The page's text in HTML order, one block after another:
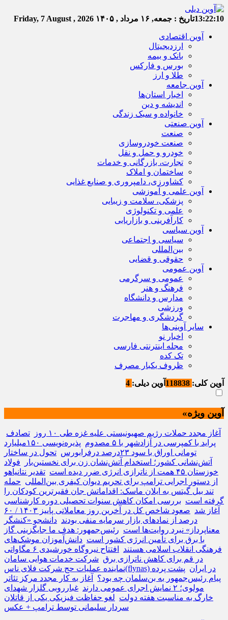
13:22:11تاریخ : جمعه, ۱۶ مرداد , ۱۴۰۵ Friday, 7 August , 2026
آوین اقتصادی
ارزدیجیتال
بانک و بیمه
بورس و فارکس
طلا و ارز
آوین جامعه
اخبار استان‌ها
اندیشه و دین
خانواده و سبک زندگی
آوین صنعتی
صنعت
صنعت خودروسازی
خودرو و حمل و نقل
تجارت، بازرگانی و خدمات
ساختمان و املاک
کشاورزی، دامپروری و صنایع غذایی
آوین علمی و آموزشی
پزشکی، سلامت و زیبایی
علمی و تکنولوژی
کارآفرینی و بازاریابی
آوین سیاسی
سیاسی و اجتماعی
بین‌المللی
حقوقی و قضایی
آوین عمومی
عمومی و سرگرمی
فرهنگ و هنر
مدارس و دانشگاه
ورزشی
گردشگری و مهاجرت
سایر آوینی‌ها
اخبار نو
مجله اینترنتی فارسی
تک کده
ظروف یکبار مصرف
آوین کلی: آوین دیلی:
آوین ویژه»
آغاز مجدد حملات رژیم صهیونیستی علیه غزه طی ۱۰ روز
تصادف
پراید با کمپرسی در آزادشهر با ۵ مصدوم
پذیره‌‌نویسی ۱۵۰میلیارد
تومانی اوراق با سود ۲۳درصد درفرابورس
تحول در ساختار
آتش‌نشانی کشور؛ استخدام آتش‌نشان زن برای نخستین‌بار
فولاد
خوزستان ۴۵ همت از ناترازی انرژی ضرر دیده است
تقدیر نتانیاهو
از دستور اجرایی ترامپ برای تحریم دیوان کیفری بین‌المللی حمله
تند بیل گیتس به ایلان ماسک: اقداماتش جان فقیرترین کودکان را
گرفته است بررسی امکان کاهش سنوات تحصیلی دوره کارشناسی
آغاز شد
صعود شاخص کل در آخرین روز معاملاتی پاییز ۱۴۰۳ / ۶۰
درصد از نمادهای بازار سرمایه منفی بودند دانشجو «کنشگر
معناپرداز» نبرد روایت‌ها است رئیس‌جمهور: هدف ما جایگزینی گاز
با برق برای تأمین انرژی کشور است دانش‌آموزان موشک‌های
فرهنگی انقلاب اسلامی‌ هستند
افتتاح نیروگاه خورشیدی ۶ مگاواتی
در قم برای کاهش ناترازی برق شرکت خدمات هوایی سامان
نماینده عملیات حج شرکت فلای ناس(flynas) در ایران پشت پرده
پیام رئیس‌جمهور به بن‌سلمان چه بود؟
آغاز به کار مجدد مرکز تئاتر
مولوی؛ ۲ نمایش اجرای عمومی دارند
غبارروبی گلزار شهدای
خارگ به مناسبت هفته دولت لغو حفاظت فیزیکی یکی از قاتلان
سردار سلیمانی توسط ترامپ + عکس